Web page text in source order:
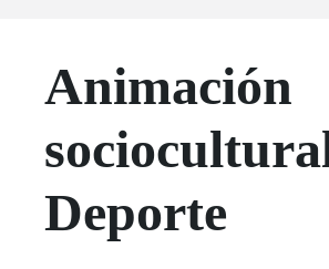
Animación
Deporte